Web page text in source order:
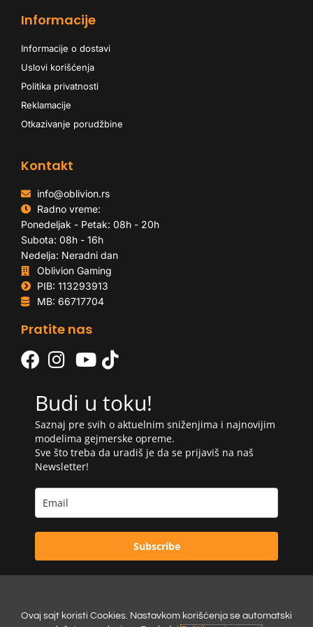
Informacije
Informacije o dostavi
Uslovi korišćenja
Politika privatnosti
Reklamacije
Otkazivanje porudžbine
Kontakt
info@oblivion.rs
Radno vreme:
Ponedeljak - Petak: 08h - 20h
Subota: 08h - 16h
Nedelja: Neradni dan
Oblivion Gaming
PIB: 113293913
MB: 66717704
Pratite nas
Budi u toku!
Saznaj pre svih o aktuelnim sniženjima i najnovijim
modelima gejmerske opreme.
Sve što treba da uradiš je da se prijaviš na naš
Newsletter!
Subscribe
Powered by:
Ovaj sajt koristi Cookies. Nastavkom korišćenja se automatski